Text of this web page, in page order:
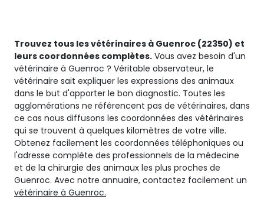
Trouvez tous les vétérinaires à Guenroc (22350) et
leurs coordonnées complètes. Vous avez besoin d'un
vétérinaire à Guenroc ? Véritable observateur, le
vétérinaire sait expliquer les expressions des animaux
dans le but d'apporter le bon diagnostic. Toutes les
agglomérations ne référencent pas de vétérinaires, dans
ce cas nous diffusons les coordonnées des vétérinaires
qui se trouvent à quelques kilomètres de votre ville.
Obtenez facilement les coordonnées téléphoniques ou
l'adresse complète des professionnels de la médecine
et de la chirurgie des animaux les plus proches de
Guenroc. Avec notre annuaire, contactez facilement un
vétérinaire à Guenroc.